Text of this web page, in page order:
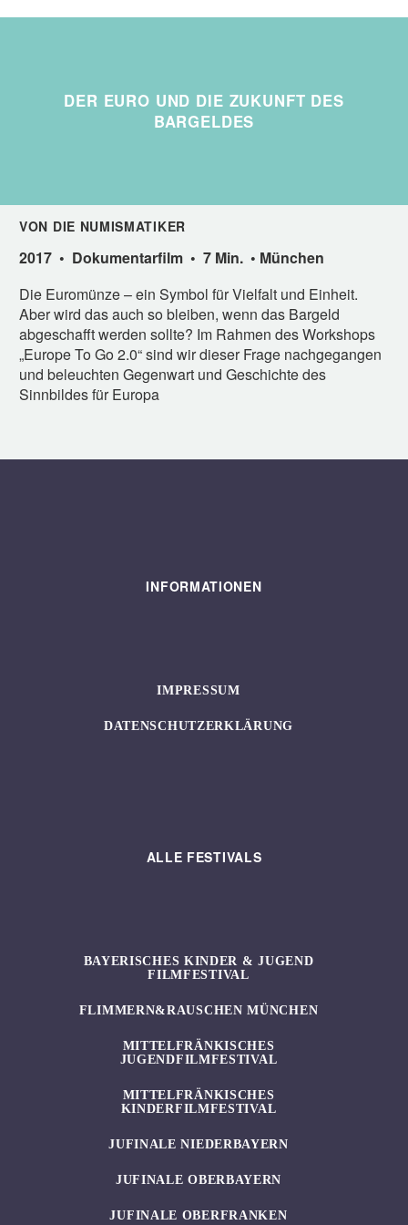
DER EURO UND DIE ZUKUNFT DES
BARGELDES
VON DIE NUMISMATIKER
2017 • Dokumentarfilm • 7 Min. • München
Die Euromünze – ein Symbol für Vielfalt und Einheit.
Aber wird das auch so bleiben, wenn das Bargeld
abgeschafft werden sollte? Im Rahmen des Workshops
„Europe To Go 2.0“ sind wir dieser Frage nachgegangen
und beleuchten Gegenwart und Geschichte des
Sinnbildes für Europa
INFORMATIONEN
IMPRESSUM
DATENSCHUTZERKLÄRUNG
ALLE FESTIVALS
BAYERISCHES KINDER & JUGEND
FILMFESTIVAL
FLIMMERN&RAUSCHEN MÜNCHEN
MITTELFRÄNKISCHES
JUGENDFILMFESTIVAL
MITTELFRÄNKISCHES
KINDERFILMFESTIVAL
JUFINALE NIEDERBAYERN
JUFINALE OBERBAYERN
JUFINALE OBERFRANKEN